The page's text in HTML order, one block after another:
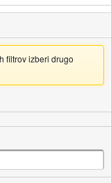
filtrov izberi drugo